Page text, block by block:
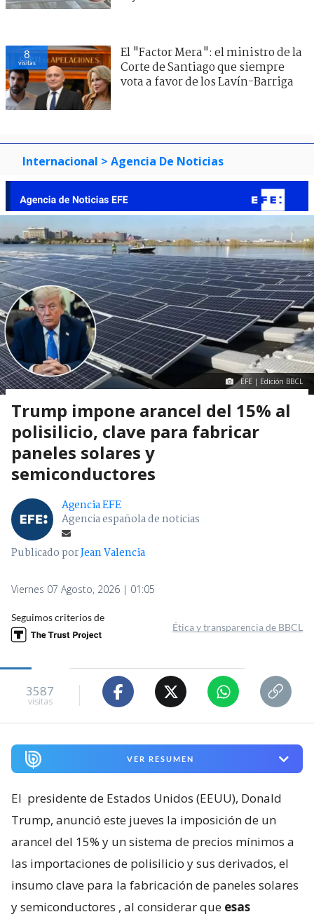
18
visitas
El "Factor Mera": el ministro de la
Corte de Santiago que siempre
vota a favor de los Lavín-Barriga
Internacional > Agencia De Noticias
EFE | Edición BBCL
Trump impone arancel del 15% al
polisilicio, clave para fabricar
paneles solares y
semiconductores
Agencia EFE
Agencia española de noticias
Publicado porJean Valencia
Viernes 07 Agosto, 2026 | 01:05
Seguimos criterios de
Ética y transparencia de BBCL
3587
visitas
VER RESUMEN
El presidente de Estados Unidos (EEUU), Donald
Trump, anunció este jueves la imposición de un
arancel del 15% y un sistema de precios mínimos a
las importaciones de polisilicio y sus derivados, el
insumo clave para la fabricación de paneles solares
y semiconductores , al considerar que esas